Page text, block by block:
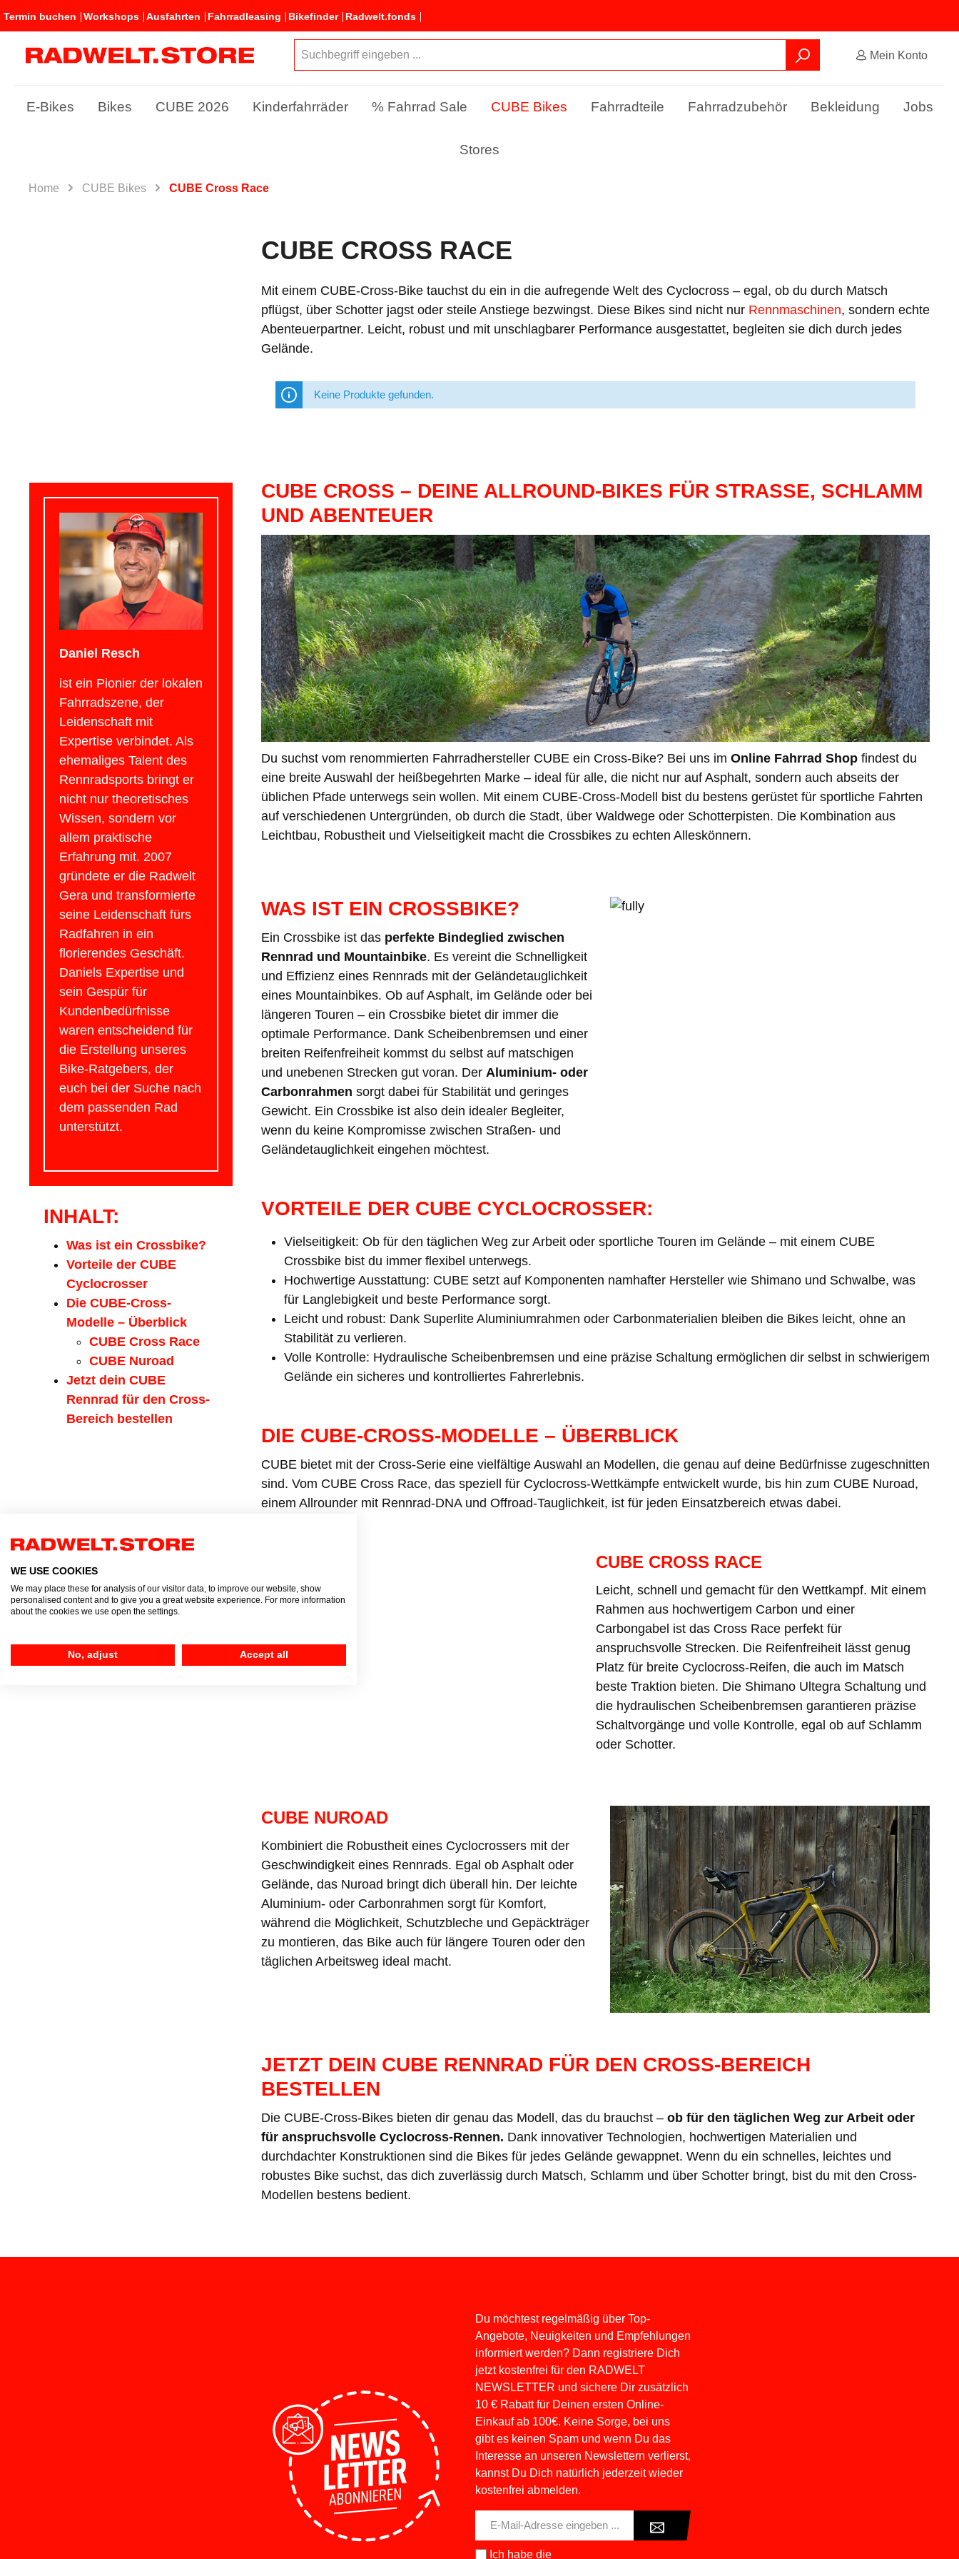
Termin buchen Workshops Ausfahrten Fahrradleasing Bikefinder Radwelt.fonds
Mein Konto
E-Bikes Bikes CUBE 2026 Kinderfahrräder % Fahrrad Sale CUBE Bikes Fahrradteile Fahrradzubehör Bekleidung Jobs
Stores
Home CUBE Bikes CUBE Cross Race
CUBE CROSS RACE
Mit einem CUBE-Cross-Bike tauchst du ein in die aufregende Welt des Cyclocross – egal, ob du durch Matsch
pflügst, über Schotter jagst oder steile Anstiege bezwingst. Diese Bikes sind nicht nur Rennmaschinen, sondern echte
Abenteuerpartner. Leicht, robust und mit unschlagbarer Performance ausgestattet, begleiten sie dich durch jedes
Gelände.
Keine Produkte gefunden.
Daniel Resch
ist ein Pionier der lokalen
Fahrradszene, der
Leidenschaft mit
Expertise verbindet. Als
ehemaliges Talent des
Rennradsports bringt er
nicht nur theoretisches
Wissen, sondern vor
allem praktische
Erfahrung mit. 2007
gründete er die Radwelt
Gera und transformierte
seine Leidenschaft fürs
Radfahren in ein
florierendes Geschäft.
Daniels Expertise und
sein Gespür für
Kundenbedürfnisse
waren entscheidend für
die Erstellung unseres
Bike-Ratgebers, der
euch bei der Suche nach
dem passenden Rad
unterstützt.
INHALT:
Was ist ein Crossbike?
Vorteile der CUBE
Cyclocrosser
Die CUBE-Cross-
Modelle – Überblick
CUBE Cross Race
CUBE Nuroad
Jetzt dein CUBE
Rennrad für den Cross-
Bereich bestellen
CUBE CROSS – DEINE ALLROUND-BIKES FÜR STRASSE, SCHLAMM U
ND ABENTEUER
Du suchst vom renommierten Fahrradhersteller CUBE ein Cross-Bike? Bei uns im Online Fahrrad Shop findest du
eine breite Auswahl der heißbegehrten Marke – ideal für alle, die nicht nur auf Asphalt, sondern auch abseits der
üblichen Pfade unterwegs sein wollen. Mit einem CUBE-Cross-Modell bist du bestens gerüstet für sportliche Fahrten
auf verschiedenen Untergründen, ob durch die Stadt, über Waldwege oder Schotterpisten. Die Kombination aus
Leichtbau, Robustheit und Vielseitigkeit macht die Crossbikes zu echten Alleskönnern.
WAS IST EIN CROSSBIKE?
Ein Crossbike ist das perfekte Bindeglied zwischen
Rennrad und Mountainbike. Es vereint die Schnelligkeit
und Effizienz eines Rennrads mit der Geländetauglichkeit
eines Mountainbikes. Ob auf Asphalt, im Gelände oder bei
längeren Touren – ein Crossbike bietet dir immer die
optimale Performance. Dank Scheibenbremsen und einer
breiten Reifenfreiheit kommst du selbst auf matschigen
und unebenen Strecken gut voran. Der Aluminium- oder
Carbonrahmen sorgt dabei für Stabilität und geringes
Gewicht. Ein Crossbike ist also dein idealer Begleiter,
wenn du keine Kompromisse zwischen Straßen- und
Geländetauglichkeit eingehen möchtest.
VORTEILE DER CUBE CYCLOCROSSER:
Vielseitigkeit: Ob für den täglichen Weg zur Arbeit oder sportliche Touren im Gelände – mit einem CUBE
Crossbike bist du immer flexibel unterwegs.
Hochwertige Ausstattung: CUBE setzt auf Komponenten namhafter Hersteller wie Shimano und Schwalbe, was
für Langlebigkeit und beste Performance sorgt.
Leicht und robust: Dank Superlite Aluminiumrahmen oder Carbonmaterialien bleiben die Bikes leicht, ohne an
Stabilität zu verlieren.
Volle Kontrolle: Hydraulische Scheibenbremsen und eine präzise Schaltung ermöglichen dir selbst in schwierigem
Gelände ein sicheres und kontrolliertes Fahrerlebnis.
DIE CUBE-CROSS-MODELLE – ÜBERBLICK
CUBE bietet mit der Cross-Serie eine vielfältige Auswahl an Modellen, die genau auf deine Bedürfnisse zugeschnitten
sind. Vom CUBE Cross Race, das speziell für Cyclocross-Wettkämpfe entwickelt wurde, bis hin zum CUBE Nuroad,
einem Allrounder mit Rennrad-DNA und Offroad-Tauglichkeit, ist für jeden Einsatzbereich etwas dabei.
CUBE CROSS RACE
Leicht, schnell und gemacht für den Wettkampf. Mit einem
Rahmen aus hochwertigem Carbon und einer
Carbongabel ist das Cross Race perfekt für
anspruchsvolle Strecken. Die Reifenfreiheit lässt genug
Platz für breite Cyclocross-Reifen, die auch im Matsch
beste Traktion bieten. Die Shimano Ultegra Schaltung und
die hydraulischen Scheibenbremsen garantieren präzise
Schaltvorgänge und volle Kontrolle, egal ob auf Schlamm
oder Schotter.
CUBE NUROAD
Kombiniert die Robustheit eines Cyclocrossers mit der
Geschwindigkeit eines Rennrads. Egal ob Asphalt oder
Gelände, das Nuroad bringt dich überall hin. Der leichte
Aluminium- oder Carbonrahmen sorgt für Komfort,
während die Möglichkeit, Schutzbleche und Gepäckträger
zu montieren, das Bike auch für längere Touren oder den
täglichen Arbeitsweg ideal macht.
JETZT DEIN CUBE RENNRAD FÜR DEN CROSS-BEREICH
BESTELLEN
Die CUBE-Cross-Bikes bieten dir genau das Modell, das du brauchst – ob für den täglichen Weg zur Arbeit oder
für anspruchsvolle Cyclocross-Rennen. Dank innovativer Technologien, hochwertigen Materialien und
durchdachter Konstruktionen sind die Bikes für jedes Gelände gewappnet. Wenn du ein schnelles, leichtes und
robustes Bike suchst, das dich zuverlässig durch Matsch, Schlamm und über Schotter bringt, bist du mit den Cross-
Modellen bestens bedient.
Du möchtest regelmäßig über Top-
Angebote, Neuigkeiten und Empfehlungen
informiert werden? Dann registriere Dich
jetzt kostenfrei für den RADWELT
NEWSLETTER und sichere Dir zusätzlich
10 € Rabatt für Deinen ersten Online-
Einkauf ab 100€. Keine Sorge, bei uns
gibt es keinen Spam und wenn Du das
Interesse an unseren Newslettern verlierst,
kannst Du Dich natürlich jederzeit wieder
kostenfrei abmelden.
Mail-
Adresse*
Ich habe die
WE USE COOKIES
We may place these for analysis of our visitor data, to improve our website, show
personalised content and to give you a great website experience. For more information
about the cookies we use open the settings.
No, adjust Accept all